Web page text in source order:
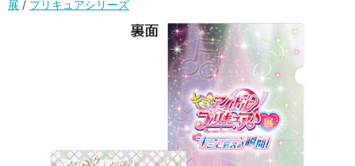
展 / プリキュアシリーズ